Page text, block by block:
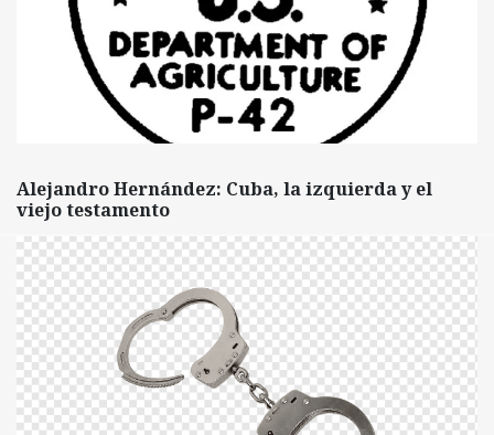
Alejandro Hernández: Cuba, la izquierda y el
viejo testamento